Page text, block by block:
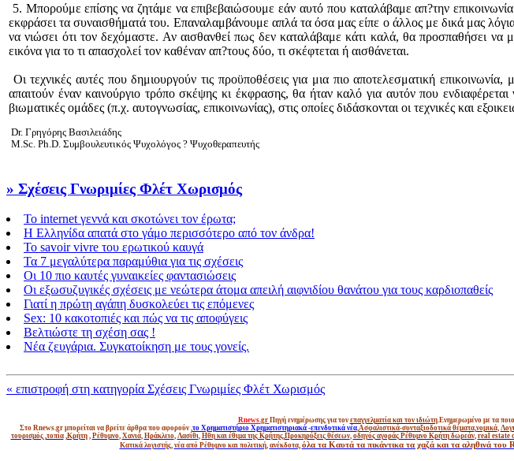
5. Μπορούμε επίσης να ζητάμε να επιβεβαιώσουμε εάν αυτό που καταλάβαμε απ?την
εκφράσει τα συναισθήματά του. Επαναλαμβάνουμε απλά τα όσα μας είπε ο άλλος με δικά μας
να νιώσει ότι τον δεχόμαστε. Αν αισθανθεί πως δεν καταλάβαμε κάτι καλά, θα προσπαθήσει
εικόνα για το τι απασχολεί τον καθέναν απ?τους δύο, τι σκέφτεται ή αισθάνεται.
Οι τεχνικές αυτές που δημιουργούν τις προϋποθέσεις για μια πιο αποτελεσματική
απαιτούν έναν καινούργιο τρόπο σκέψης κι έκφρασης, θα ήταν καλό για αυτόν που
βιωματικές ομάδες (π.χ. αυτογνωσίας, επικοινωνίας), στις οποίες διδάσκονται οι τεχνικές και
Dr. Γρηγόρης Βασιλειάδης
M.Sc. Ph.D. Συμβουλευτικός Ψυχολόγος ? Ψυχοθεραπευτής
» Σχέσεις Γνωριμίες Φλέτ Χωρισμός
To internet γεννά και σκοτώνει τον έρωτα;
Η Ελληνίδα απατά στο γάμο περισσότερο από τον άνδρα!
Το savoir vivre του ερωτικού καυγά
Τα 7 μεγαλύτερα παραμύθια για τις σχέσεις
Οι 10 πιο καυτές γυναικείες φαντασιώσεις
Οι εξωσυζυγικές σχέσεις με νεώτερα άτομα απειλή αιφνιδίου θανάτου για τους καρδιοπαθείς
Γιατί η πρώτη αγάπη δυσκολεύει τις επόμενες
Sex: 10 κακοτοπιές και πώς να τις αποφύγεις
Βελτιώστε τη σχέση σας !
Νέα ζευγάρια. Συγκατοίκηση με τους γονείς.
« επιστροφή στη κατηγορία Σχέσεις Γνωριμίες Φλέτ Χωρισμός
Rnews.gr Πηγή ενημέρωσης για τον επαγγελματία και τον ιδιώτη.Ενημερωμένο με τα
Στο Rnews.gr μπορείται να βρείτε άρθρα που αφορούν ,το Χρηματιστήριο Χρηματιστηριακά -επενδυτικά νέα,Ασφαλιστικά-συνταξιοδοτικά θέματα,νομικά,
τουρισμός ,τοπία,Κρήτη, Ρέθυμνο, Χανιά, Ηράκλειο, Λασίθι, Ηθη και έθιμα της Κρήτης,Προκηρύξεις θέσεων, οδηγός αγοράς Ρέθυμνο Κρήτη δωρεάν, real estate
Κατικά λογιστής, νέα από Ρέθυμνο και πολιτική, ανέκδοτα, όλα τα Καυτά τα πικάντικα τα χαζά και τα αληθινά του